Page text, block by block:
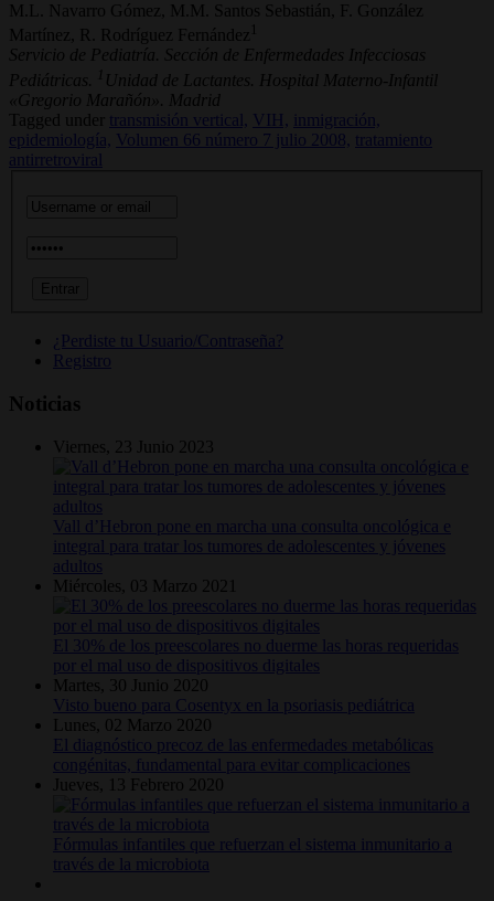
M.L. Navarro Gómez, M.M. Santos Sebastián, F. González
Martínez, R. Rodríguez Fernández 1
Servicio de Pediatría. Sección de Enfermedades Infecciosas
Pediátricas. 1 Unidad de Lactantes. Hospital Materno-Infantil
«Gregorio Marañón». Madrid
Tagged under
transmisión vertical, VIH,
inmigración,
epidemiología,
Volumen 66 número 7 julio 2008, tratamiento
antirretroviral
¿Perdiste tu Usuario/Contraseña?
Registro
Noticias
Viernes, 23 Junio 2023
Vall d’Hebron pone en marcha una consulta oncológica e
integral para tratar los tumores de adolescentes y jóvenes
adultos
Miércoles, 03 Marzo 2021
El 30% de los preescolares no duerme las horas requeridas
por el mal uso de dispositivos digitales
Martes, 30 Junio 2020
Visto bueno para Cosentyx en la psoriasis pediátrica
Lunes, 02 Marzo 2020
El diagnóstico precoz de las enfermedades metabólicas
congénitas, fundamental para evitar complicaciones
Jueves, 13 Febrero 2020
Fórmulas infantiles que refuerzan el sistema inmunitario a
través de la microbiota